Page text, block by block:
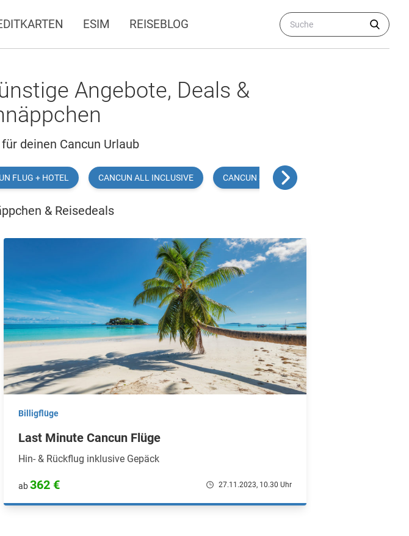
ESIM REISEBLOG
Angebote, Deals &
deinen Cancun Urlaub
FLUG + HOTEL CANCUN ALL INCLUSIVE CANCUN SOMMERURLAUB
& Reisedeals
Billigflüge
Last Minute Cancun Flüge
Hin- & Rückflug inklusive Gepäck
ab362 € 27.11.2023, 10.30 Uhr